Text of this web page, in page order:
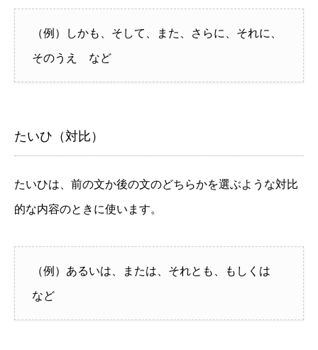
（例）しかも、そして、また、さらに、それに、
そのうえ など
たいひ（対比）
たいひは、前の文か後の文のどちらかを選ぶような対比
的な内容のときに使います。
（例）あるいは、または、それとも、もしくは
など